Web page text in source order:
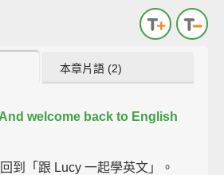
本章片語 (2)
And welcome back to English
到「跟 Lucy 一起學英文」。